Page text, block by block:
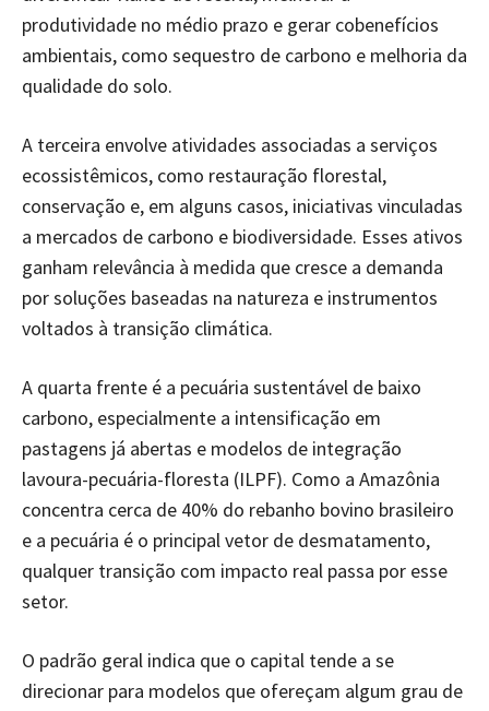
produtividade no médio prazo e gerar cobenefícios
ambientais, como sequestro de carbono e melhoria da
qualidade do solo.
A terceira envolve atividades associadas a serviços
ecossistêmicos, como restauração florestal,
conservação e, em alguns casos, iniciativas vinculadas
a mercados de carbono e biodiversidade. Esses ativos
ganham relevância à medida que cresce a demanda
por soluções baseadas na natureza e instrumentos
voltados à transição climática.
A quarta frente é a pecuária sustentável de baixo
carbono, especialmente a intensificação em
pastagens já abertas e modelos de integração
lavoura-pecuária-floresta (ILPF). Como a Amazônia
concentra cerca de 40% do rebanho bovino brasileiro
e a pecuária é o principal vetor de desmatamento,
qualquer transição com impacto real passa por esse
setor.
O padrão geral indica que o capital tende a se
direcionar para modelos que ofereçam algum grau de